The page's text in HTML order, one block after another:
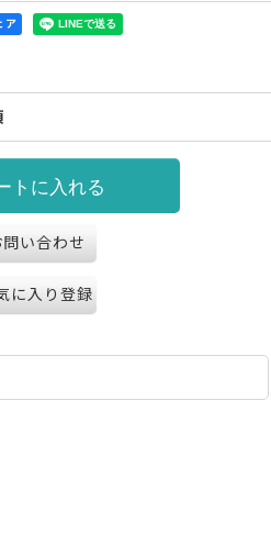
ア
トに入れる
問い合わせ
に入り登録
。